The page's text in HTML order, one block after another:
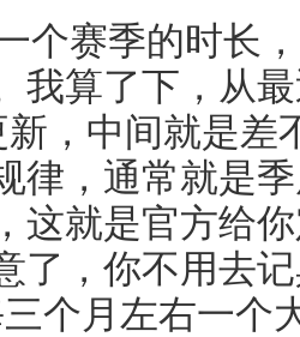
个赛季的时长
我算了下，从
新，中间就是
律，通常就是
这就是官方给
了，你不用去
个月左右一个